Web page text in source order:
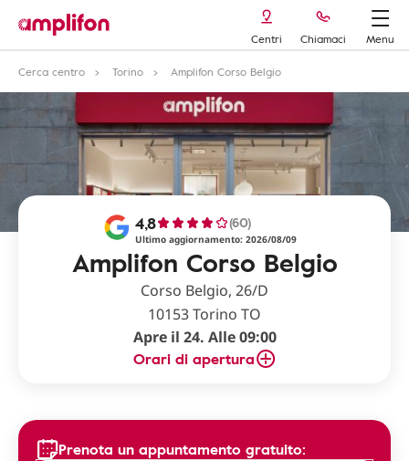
Centri Chiamaci
Menu
Cerca centro
Torino Amplifon Corso Belgio
Amplifon Corso Belgio
4,8 (60)
Ultimo aggiornamento: 2026/08/09
Corso Belgio, 26/D
10153 Torino TO
Apre il 24. Alle 09:00
Orari di apertura
Prenota un appuntamento gratuito: